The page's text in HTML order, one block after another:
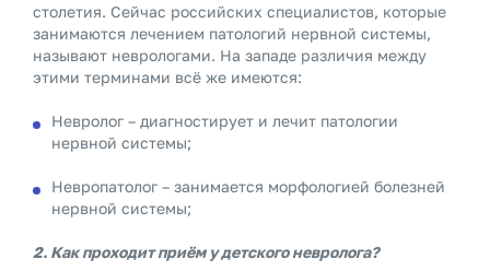
столетия. Сейчас российских специалистов, которые
занимаются лечением патологий нервной системы,
называют неврологами. На западе различия между
этими терминами всё же имеются:
Невролог – диагностирует и лечит патологии
нервной системы;
Невропатолог – занимается морфологией болезней
нервной системы;
2. Как проходит приём у детского невролога?